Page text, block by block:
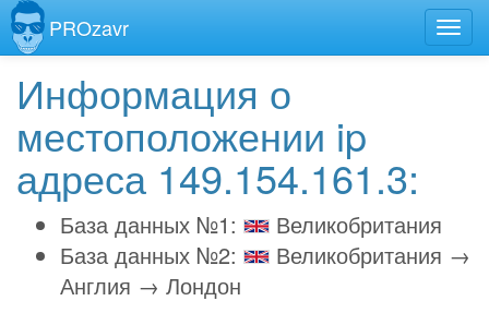
PROzavr
Информация о
местоположении ip
адреса 149.154.161.3:
База данных №1:
Великобритания
База данных №2:
Великобритания →
Англия → Лондон